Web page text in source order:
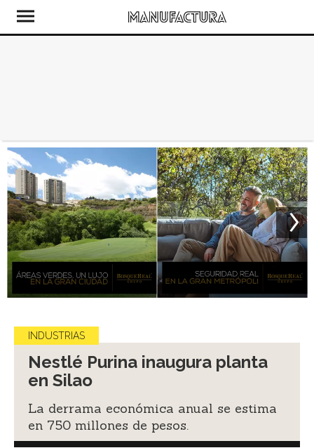
INDUSTRIAS
Nestlé Purina inaugura planta
en Silao
La derrama económica anual se estima
en 750 millones de pesos.